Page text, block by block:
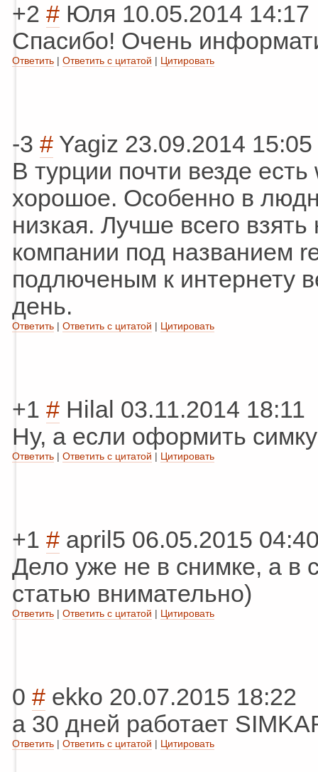
+2 # Юля 10.05.2014 14:17
Спасибо! Очень
Ответить | Ответить с цитатой | Цитировать
-3 # Yagiz 23.09.2014 15:05
В турции почти везде
хорошое. Особенно в
низкая. Лучше всего
компании под названием
подлюченым к интернету
день.
Ответить | Ответить с цитатой | Цитировать
+1 # Hilal 03.11.2014 18:11
Ну, а если оформить симку
Ответить | Ответить с цитатой | Цитировать
+1 # april5 06.05.2015
Дело уже не в снимке, а в
статью внимательно)
Ответить | Ответить с цитатой | Цитировать
0 # ekko 20.07.2015 18:22
а 30 дней работает
Ответить | Ответить с цитатой | Цитировать